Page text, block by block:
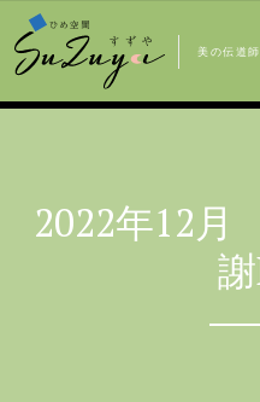
美の伝道師
2022年12